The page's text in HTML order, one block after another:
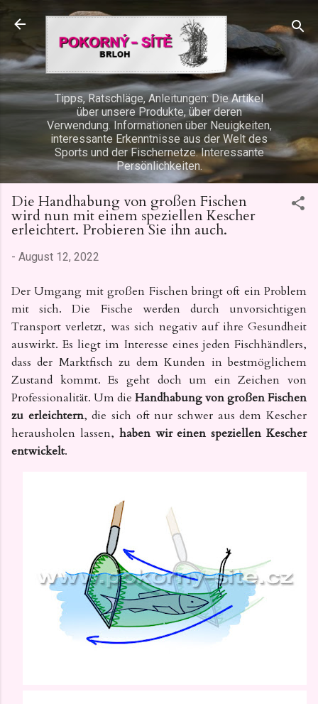
Direkt zum Hauptbereich
Tipps, Ratschläge, Anleitungen: Die Artikel
über unsere Produkte, über deren
Verwendung. Informationen über Neuigkeiten,
interessante Erkenntnisse aus der Welt des
Sports und der Fischernetze. Interessante
Persönlichkeiten.
Die Handhabung von großen Fischen
wird nun mit einem speziellen Kescher
erleichtert. Probieren Sie ihn auch.
- August 12, 2022
Der Umgang mit großen Fischen bringt oft ein Problem
mit sich. Die Fische werden durch unvorsichtigen
Transport verletzt, was sich negativ auf ihre Gesundheit
auswirkt. Es liegt im Interesse eines jeden Fischhändlers,
dass der Marktfisch zu dem Kunden in bestmöglichem
Zustand kommt. Es geht doch um ein Zeichen von
Professionalität. Um die Handhabung von großen Fischen
zu erleichtern, die sich oft nur schwer aus dem Kescher
herausholen lassen, haben wir einen speziellen Kescher
entwickelt.